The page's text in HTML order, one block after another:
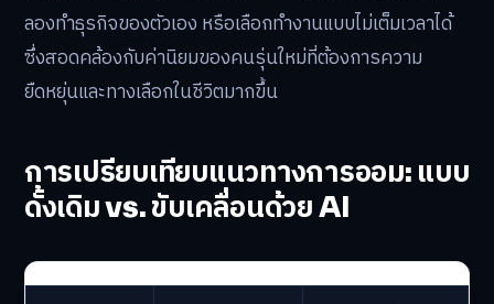
ลองทำธุรกิจของตัวเอง หรือเลือกทำงานแบบไม่เต็มเวลาได้
ซึ่งสอดคล้องกับค่านิยมของคนรุ่นใหม่ที่ต้องการความ
ยืดหยุ่นและทางเลือกในชีวิตมากขึ้น
การเปรียบเทียบแนวทางการออม: แบบ
ดั้งเดิม vs. ขับเคลื่อนด้วย AI